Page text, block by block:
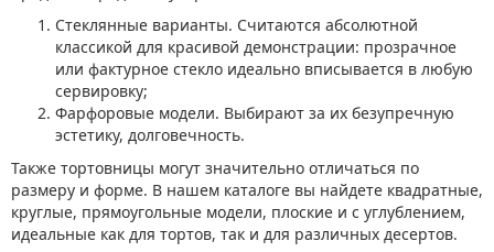
Стеклянные варианты. Считаются абсолютной
классикой для красивой демонстрации: прозрачное
или фактурное стекло идеально вписывается в любую
сервировку;
Фарфоровые модели. Выбирают за их безупречную
эстетику, долговечность.
Также тортовницы могут значительно отличаться по
размеру и форме. В нашем каталоге вы найдете квадратные,
круглые, прямоугольные модели, плоские и с углублением,
идеальные как для тортов, так и для различных десертов.